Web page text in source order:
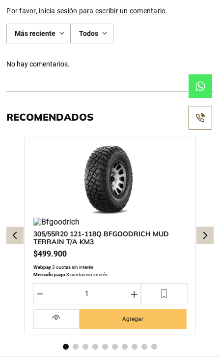
Por favor, inicia sesión para escribir un comentario.
Más reciente Todos
No hay comentarios.
RECOMENDADOS
305/55R20 121-118Q BFGOODRICH MUD
TERRAIN T/A KM3
$499.900
Webpay3 cuotas sin interés
Mercado pago3 cuotas sin interés
＋
－
Agregar